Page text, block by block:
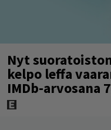
Nyt
kelpo leffa
IMDb-arvosana